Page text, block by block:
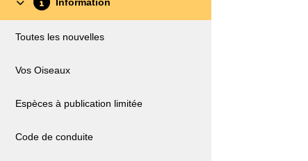
Toutes les nouvelles
Vos Oiseaux
Espèces à publication limitée
Code de conduite